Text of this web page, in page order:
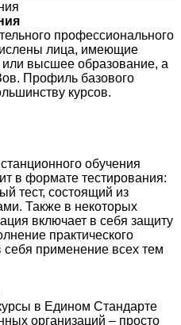
профессионального
лица, имеющие
высшее образование, а
Профиль базового
курсов.
обучения
в формате тестирования:
тест, состоящий из
Также в некоторых
включает в себя защиту
практического
себя применение всех тем
в Едином Стандарте
организаций – просто